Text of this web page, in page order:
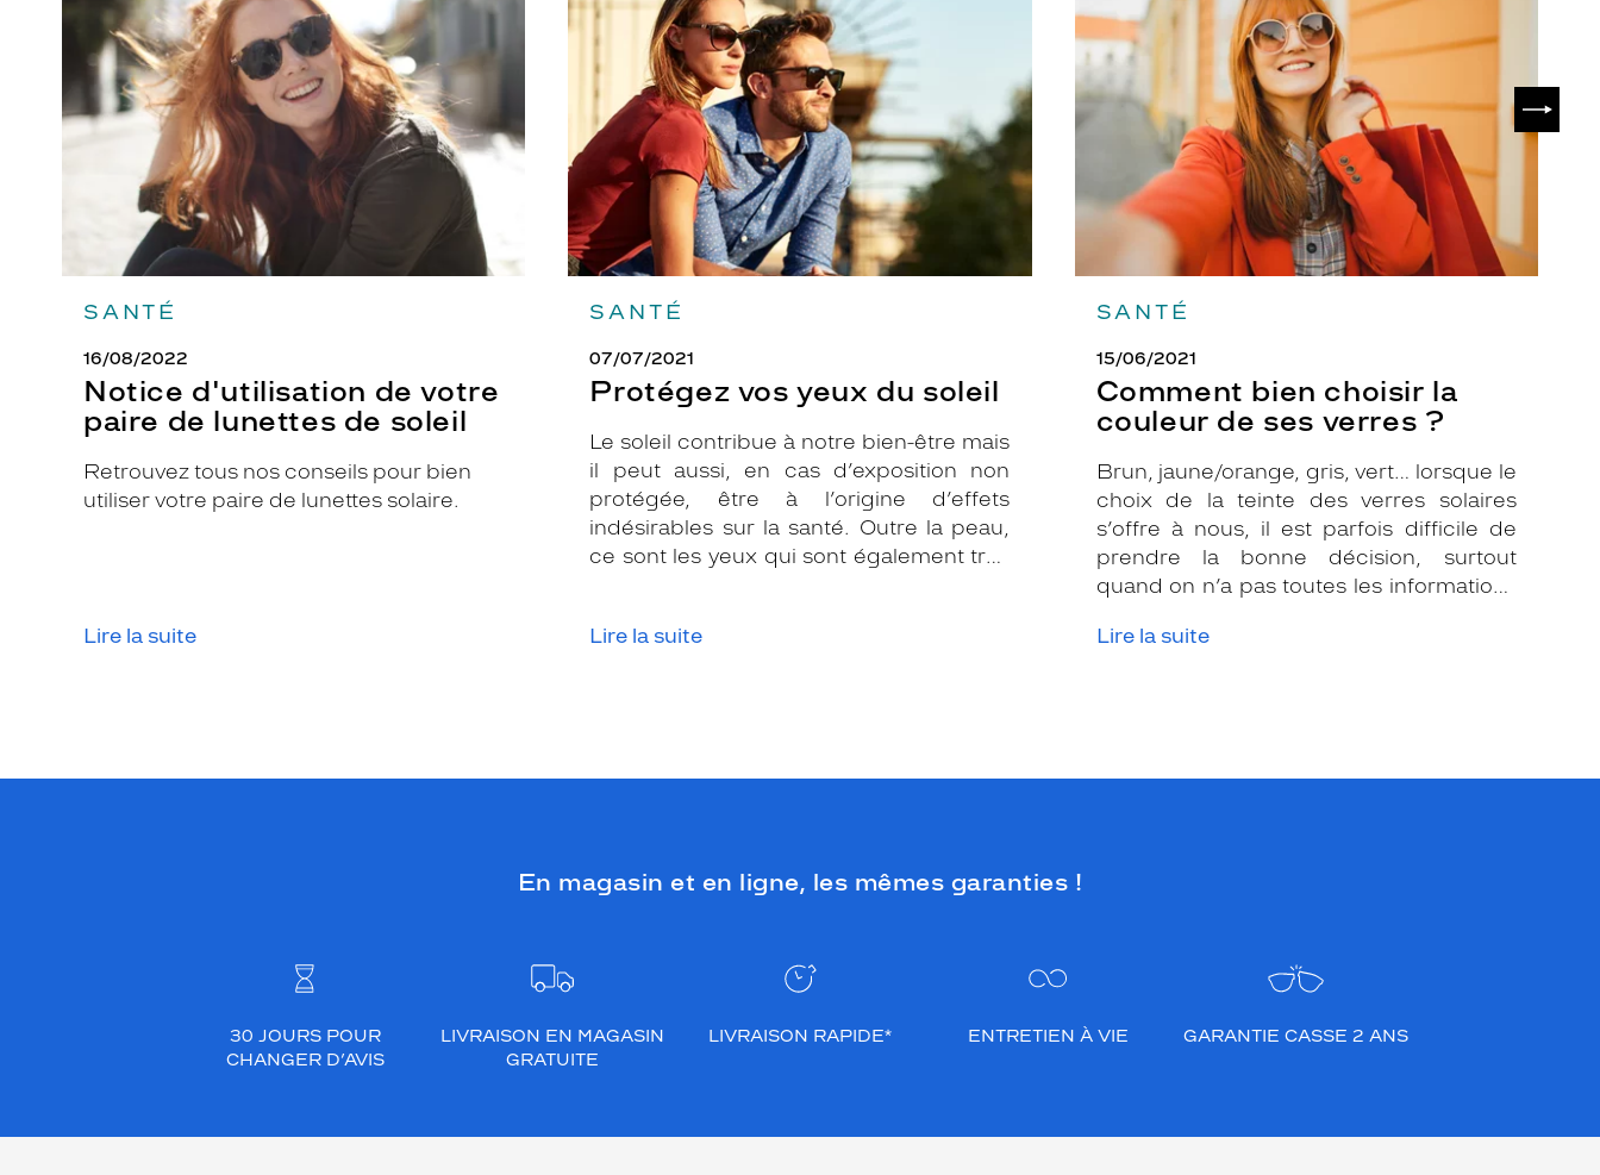
SANTÉ
16/08/2022
Notice d'utilisation de votre
paire de lunettes de soleil
Retrouvez tous nos conseils pour bien
utiliser votre paire de lunettes solaire.
Lire la suite
votre
paire
de
lunettes
de
SANTÉ
07/07/2021
Protégez vos yeux du soleil
Le soleil contribue à notre bien-être mais
il peut aussi, en cas d’exposition non
protégée, être à l’origine d’effets
indésirables sur la santé. Outre la peau,
ce sont les yeux qui sont également très
que le temps est couvert, il est donc
Lire la suite
yeux
soleil
SANTÉ
15/06/2021
Comment bien choisir la
couleur de ses verres ?
Brun, jaune/orange, gris, vert… lorsque le
choix de la teinte des verres solaires
s’offre à nous, il est parfois difficile de
prendre la bonne décision, surtout
quand on n’a pas toutes les informations
pour vous conseiller et apporter leur
Lire la suite
choisir
la
couleur
de
verres
En magasin et en ligne, les mêmes garanties !
30 JOURS POUR
CHANGER D’AVIS
LIVRAISON EN MAGASIN
GRATUITE
LIVRAISON RAPIDE* ENTRETIEN À VIE GARANTIE CASSE 2 ANS